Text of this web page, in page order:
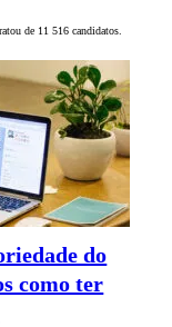
de 11 516 candidatos.
do
como ter